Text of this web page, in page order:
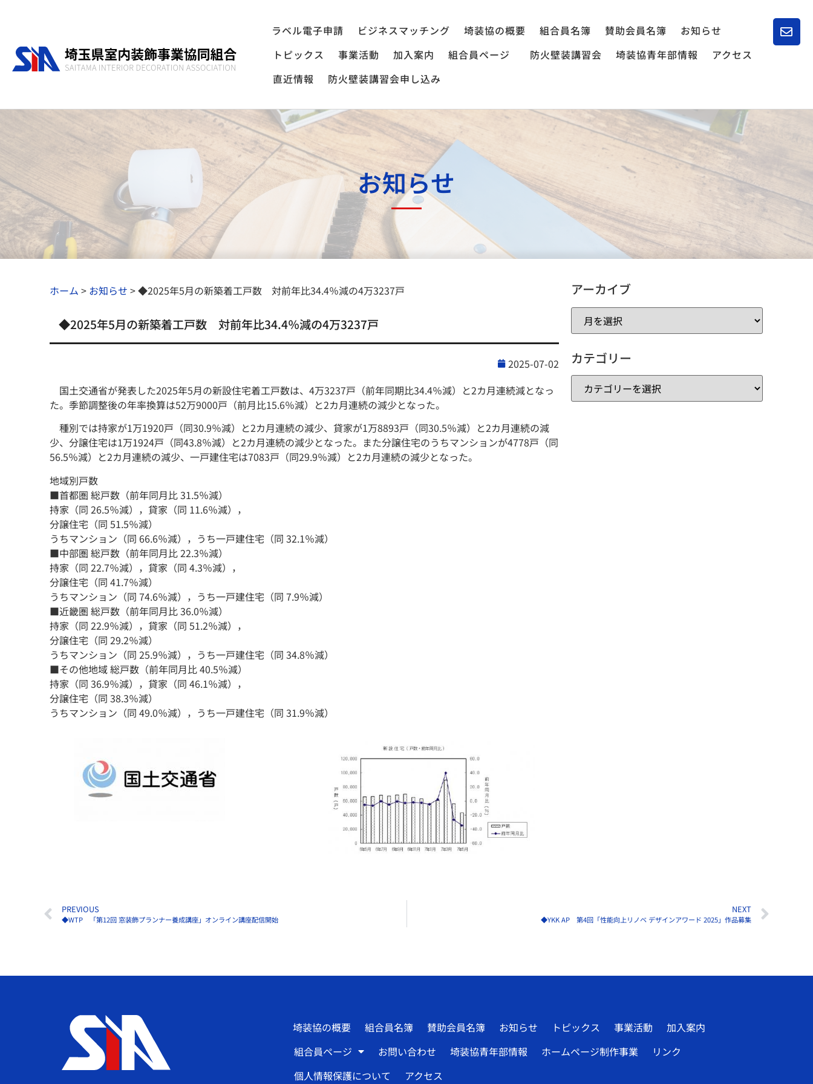
ラベル電子申請 ビジネスマッチング 埼装協の概要 組合員名簿 賛助会員名簿
お知らせ
トピックス
事業活動 加入案内 組合員ページ 防火壁装講習会 埼装協青年部情報
アクセス
直近情報
防火壁装講習会申し込み
お知らせ
ホーム > お知らせ >◆2025年5月の新築着工戸数 対前年比34.4％減の4万3237戸
◆2025年5月の新築着工戸数 対前年比34.4％減の4万3237戸
2025-07-02
国土交通省が発表した2025年5月の新設住宅着工戸数は、4万3237戸（前年同期比34.4％減）と2カ月連続減となっ
た。季節調整後の年率換算は52万9000戸（前月比15.6％減）と2カ月連続の減少となった。
種別では持家が1万1920戸（同30.9％減）と2カ月連続の減少、貸家が1万8893戸（同30.5％減）と2カ月連続の減
少、分譲住宅は1万1924戸（同43.8％減）と2カ月連続の減少となった。また分譲住宅のうちマンションが4778戸（同
56.5％減）と2カ月連続の減少、一戸建住宅は7083戸（同29.9％減）と2カ月連続の減少となった。
地域別戸数
■首都圏 総戸数（前年同月比 31.5％減）
持家（同 26.5％減），貸家（同 11.6％減），
分譲住宅（同 51.5％減）
うちマンション（同 66.6％減），うち一戸建住宅（同 32.1％減）
■中部圏 総戸数（前年同月比 22.3％減）
持家（同 22.7％減），貸家（同 4.3％減），
分譲住宅（同 41.7％減）
うちマンション（同 74.6％減），うち一戸建住宅（同 7.9％減）
■近畿圏 総戸数（前年同月比 36.0％減）
持家（同 22.9％減），貸家（同 51.2％減），
分譲住宅（同 29.2％減）
うちマンション（同 25.9％減），うち一戸建住宅（同 34.8％減）
■その他地域 総戸数（前年同月比 40.5％減）
持家（同 36.9％減），貸家（同 46.1％減），
分譲住宅（同 38.3％減）
うちマンション（同 49.0％減），うち一戸建住宅（同 31.9％減）
アーカイブ
カテゴリー
PREVIOUS
◆WTP 「第12回 窓装飾プランナー養成講座」オンライン講座配信開始
NEXT
◆YKK AP 第4回「性能向上リノベ デザインアワード 2025」作品募集
埼装協の概要 組合員名簿 賛助会員名簿 お知らせ トピックス 事業活動
加入案内
組合員ページ
お問い合わせ 埼装協青年部情報 ホームページ制作事業
リンク
個人情報保護について
アクセス